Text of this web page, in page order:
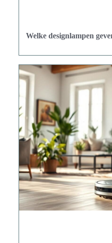
Welke designlampen